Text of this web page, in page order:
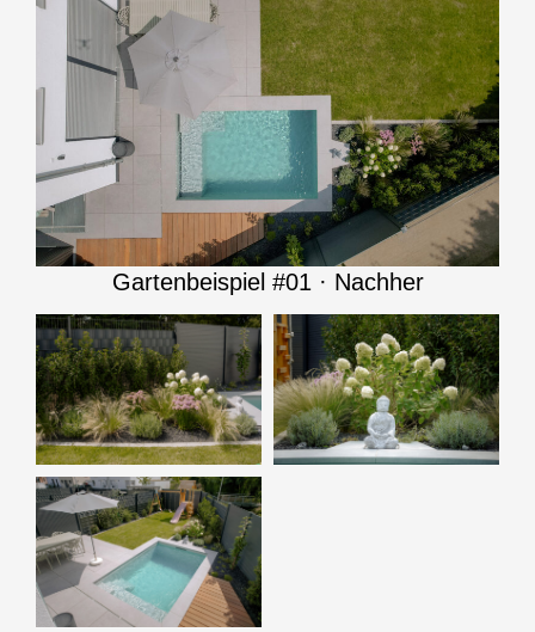
Gartenbeispiel #01 · Nachher